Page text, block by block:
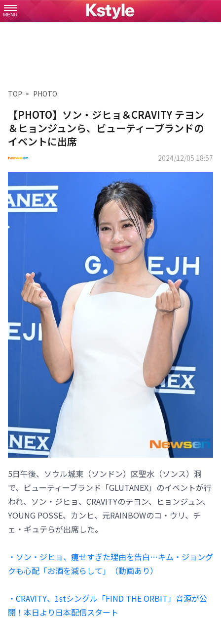
MENU
TOP PHOTO
【PHOTO】ソン・ジヒョ＆CRAVITY テヨン
＆ヒョンジュンら、ビューティーブランドの
イベントに出席
2024/12/05 18:57
5日午後、ソウル城東（ソンドン）区聖水（ソンス）洞
で、ビューティーブランド「GLUTANEX」のイベントが行
われ、ソン・ジヒョ、CRAVITYのテヨン、ヒョンジュン、
YOUNG POSSE、カンヒ、元RAINBOWのコ・ウリ、チ
ェ・ギュテらが出席した。
・ソン・ジヒョ、痩せすぎた理由を告白…キム・ジョング
クも心配「お酒を減らして」（動画あり）
・CRAVITY、1stシングル「FIND THE ORBIT」音源が公
開！本日より日本配信スタート